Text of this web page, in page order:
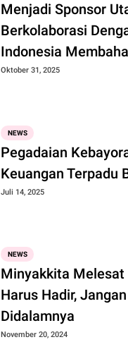
Menjadi Sponsor
Berkolaborasi
Indonesia
Ekonomi Kreatif
Oktober 31, 2025
NEWS
Pegadaian
Keuangan Terpadu
Juli 14, 2025
NEWS
Minyakkita Melesat
Harus Hadir,
Didalamnya
November 20, 2024